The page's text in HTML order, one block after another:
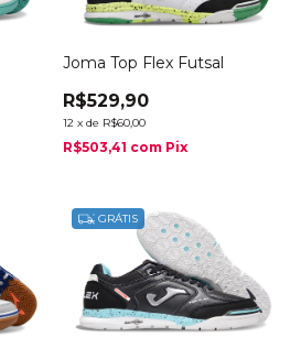
Joma Top Flex Futsal
R$529,90
12 x de R$60,00
R$503,41 com Pix
GRÁTIS